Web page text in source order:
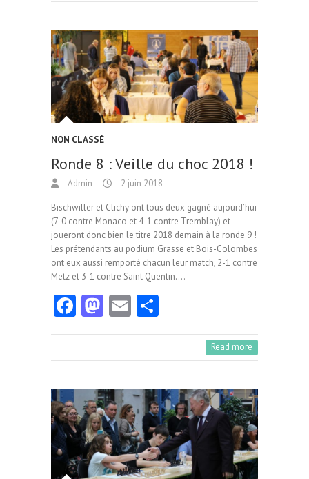
o
k
o
n
NON CLASSÉ
Ronde 8 : Veille du choc 2018 !
Admin 2 juin 2018
Bischwiller et Clichy ont tous deux gagné aujourd’hui
(7-0 contre Monaco et 4-1 contre Tremblay) et
joueront donc bien le titre 2018 demain à la ronde 9 !
Les prétendants au podium Grasse et Bois-Colombes
ont eux aussi remporté chacun leur match, 2-1 contre
Metz et 3-1 contre Saint Quentin.…
Fa
ce
o
k
M
as
o
n
E
m rt
Read more